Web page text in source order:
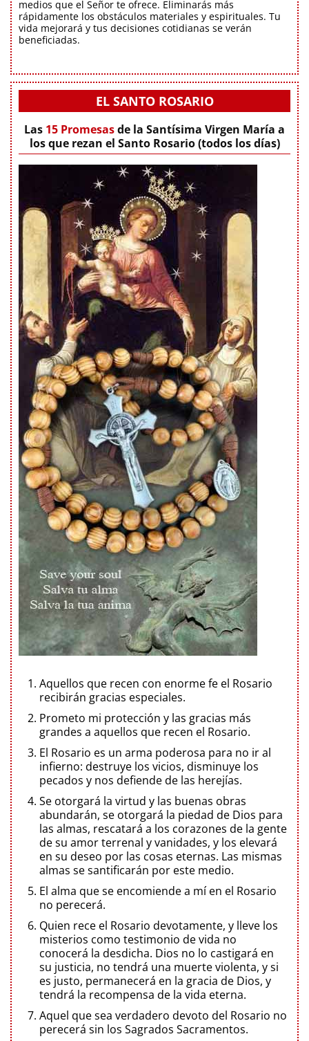
medios que el Señor te ofrece. Eliminarás más
rápidamente los obstáculos materiales y espirituales. Tu
vida mejorará y tus decisiones cotidianas se verán
beneficiadas.
EL SANTO ROSARIO
Las 15 Promesasde la Santísima Virgen María a
los que rezan el Santo Rosario (todos los días)
Aquellos que recen con enorme fe el Rosario
recibirán gracias especiales.
Prometo mi protección y las gracias más
grandes a aquellos que recen el Rosario.
El Rosario es un arma poderosa para no ir al
infierno: destruye los vicios, disminuye los
pecados y nos defiende de las herejías.
Se otorgará la virtud y las buenas obras
abundarán, se otorgará la piedad de Dios para
las almas, rescatará a los corazones de la gente
de su amor terrenal y vanidades, y los elevará
en su deseo por las cosas eternas. Las mismas
almas se santificarán por este medio.
El alma que se encomiende a mí en el Rosario
no perecerá.
Quien rece el Rosario devotamente, y lleve los
misterios como testimonio de vida no
conocerá la desdicha. Dios no lo castigará en
su justicia, no tendrá una muerte violenta, y si
es justo, permanecerá en la gracia de Dios, y
tendrá la recompensa de la vida eterna.
Aquel que sea verdadero devoto del Rosario no
perecerá sin los Sagrados Sacramentos.